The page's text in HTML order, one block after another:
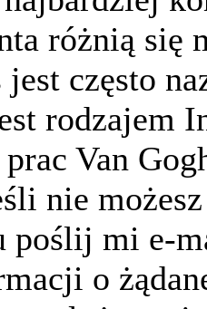
różnią się
często
rodzajem
Van
nie
poślij mi e-
o